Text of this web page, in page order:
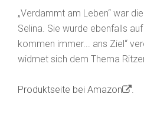
„Verdammt am Leben“ war
Selina. Sie wurde ebenfalls
kommen immer... ans Ziel“
widmet sich dem Thema
Produktseite bei Amazon .